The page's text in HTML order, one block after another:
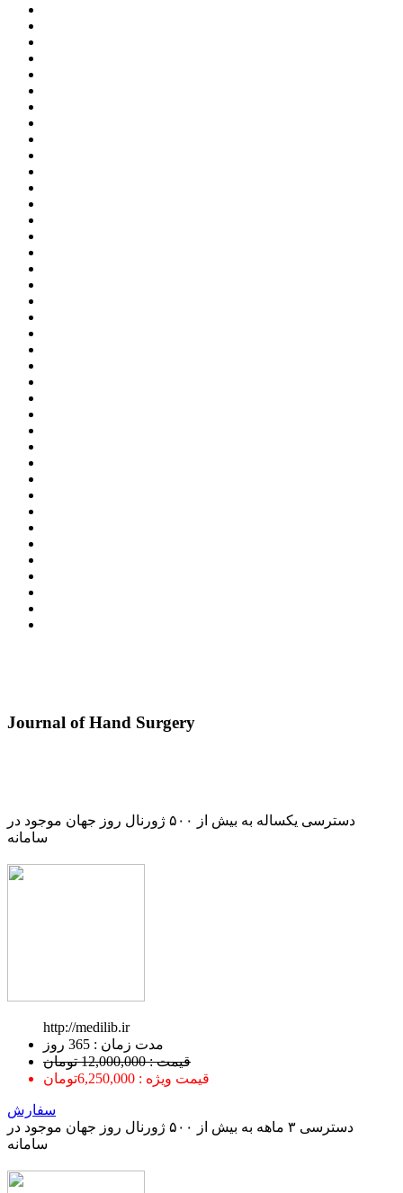
Journal of Hand Surgery
دسترسی یکساله به بیش از ۵۰۰ ژورنال روز جهان موجود در
سامانه
http://medilib.ir
ﻣﺪﺕ ﺯﻣﺎﻥ : 365 ﺭﻭﺯ
قیمت : 12,000,000 تومان
قیمت ویژه : 6,250,000تومان
سفارش
دسترسی ۳ ماهه به بیش از ۵۰۰ ژورنال روز جهان موجود در
سامانه